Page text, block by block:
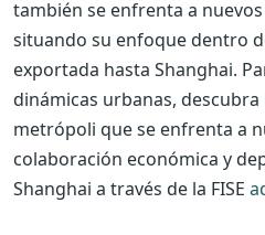
también se enfrenta a
situando su enfoque dentro
exportada hasta Shanghai.
dinámicas urbanas,
metrópoli que se enfrenta a
colaboración económica y
Shanghai a través de la FISE